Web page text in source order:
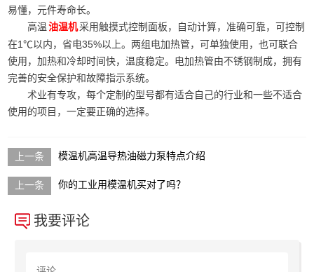
易懂，元件寿命长。
高温 油温机采用触摸式控制面板，自动计算，准确可靠，可控制
在1℃以内，省电35%以上。两组电加热管，可单独使用，也可联合
使用，加热和冷却时间快，温度稳定。电加热管由不锈钢制成，拥有
完善的安全保护和故障指示系统。
术业有专攻，每个定制的型号都有适合自己的行业和一些不适合
使用的项目，一定要正确的选择。
模温机高温导热油磁力泵特点介绍
你的工业用模温机买对了吗？
我要评论